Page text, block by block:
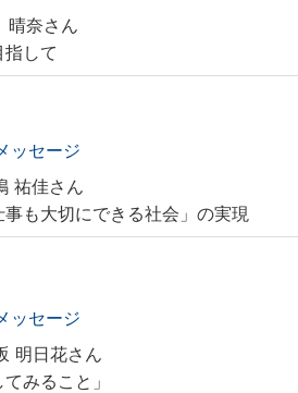
奈さん
して
ッセージ
祐佳さん
も大切にできる社会」の実現
ッセージ
明日花さん
みること」